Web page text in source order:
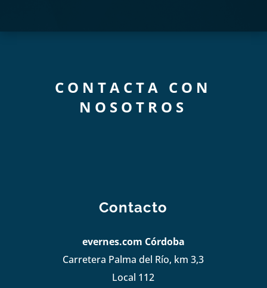
CONTACTA CON
NOSOTROS
Contacto
evernes.com Córdoba
Carretera Palma del Río, km 3,3
Local 112